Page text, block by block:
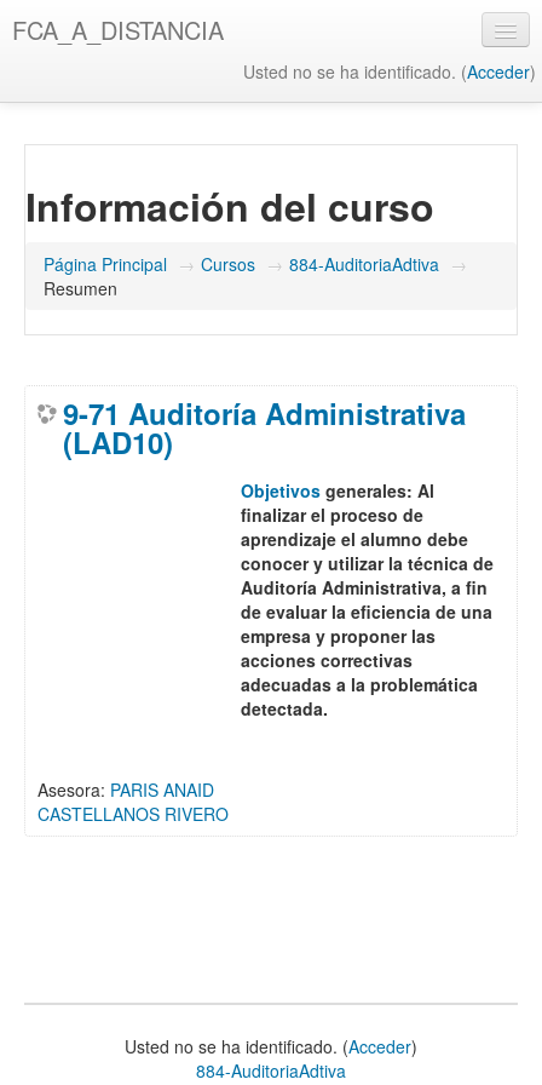
al
FCA_A_DISTANCIA
Usted no se ha identificado. (Acceder)
Biblioteca UAQ
FCA
Información del curso
Página Principal → Cursos → 884-AuditoriaAdtiva →
Resumen
9-71 Auditoría Administrativa
(LAD10)
Objetivos generales: Al
finalizar el proceso de
aprendizaje el alumno debe
conocer y utilizar la técnica de
Auditoría Administrativa, a fin
de evaluar la eficiencia de una
empresa y proponer las
acciones correctivas
adecuadas a la problemática
detectada.
Asesora: PARIS ANAID
CASTELLANOS RIVERO
Usted no se ha identificado. (Acceder)
884-AuditoriaAdtiva